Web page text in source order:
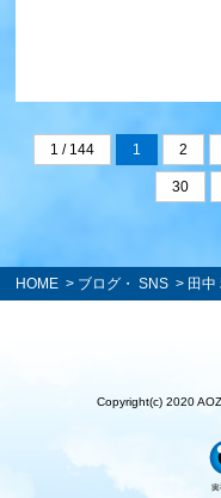
1 / 144 1 2
30
HOME > ブログ・ SNS > 田中
Copyright(c) 2020